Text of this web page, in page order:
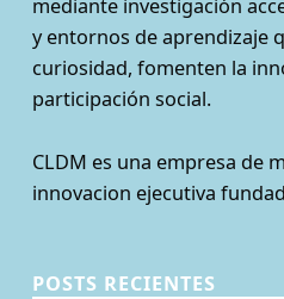
mediante investigación
y entornos de aprendizaje
curiosidad, fomenten la
participación social.
CLDM es una empresa de
innovacion ejecutiva
POSTS RECIENTES